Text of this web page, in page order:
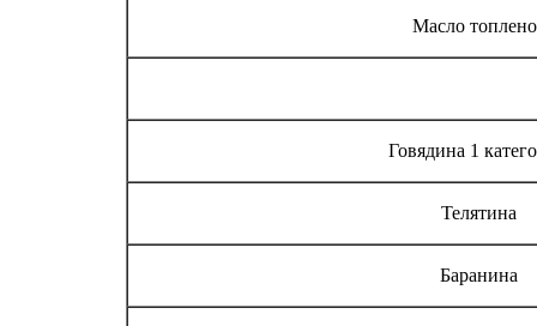
Масло
Говядина 1
Телятина
Баранина